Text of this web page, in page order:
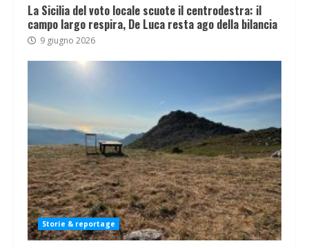
La Sicilia del voto locale scuote il centrodestra: il
campo largo respira, De Luca resta ago della bilancia
9 giugno 2026
Storie & reportage